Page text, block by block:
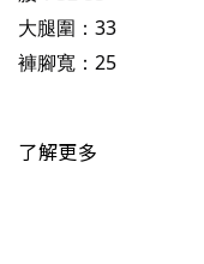
大腿圍：33
褲腳寬：25
了解更多